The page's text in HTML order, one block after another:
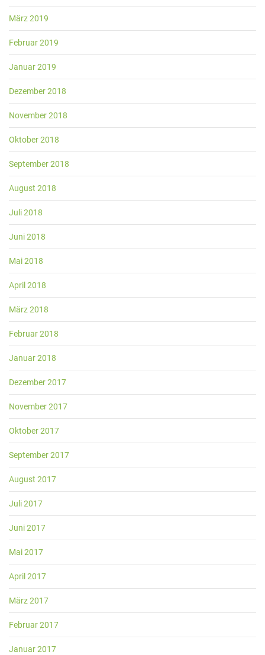
März 2019
Februar 2019
Januar 2019
Dezember 2018
November 2018
Oktober 2018
September 2018
August 2018
Juli 2018
Juni 2018
Mai 2018
April 2018
März 2018
Februar 2018
Januar 2018
Dezember 2017
November 2017
Oktober 2017
September 2017
August 2017
Juli 2017
Juni 2017
Mai 2017
April 2017
März 2017
Februar 2017
Januar 2017